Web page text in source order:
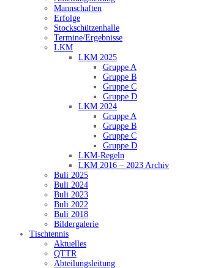
Mannschaften
Erfolge
Stockschützenhalle
Termine/Ergebnisse
LKM
LKM 2025
Gruppe A
Gruppe B
Gruppe C
Gruppe D
LKM 2024
Gruppe A
Gruppe B
Gruppe C
Gruppe D
LKM-Regeln
LKM 2016 – 2023 Archiv
Buli 2025
Buli 2024
Buli 2023
Buli 2022
Buli 2018
Bildergalerie
Tischtennis
Aktuelles
QTTR
Abteilungsleitung